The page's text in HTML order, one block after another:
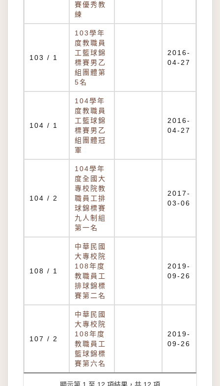
賽優秀教
練
103 / 1
103學年
度教職員
工籃球錦
標賽男乙
組團體第
5名
2016-
04-27
104 / 1
104學年
度教職員
工籃球錦
標賽男乙
組團體冠
軍
2016-
04-27
104 / 2
104學年
度全國大
專校院教
職員工排
球錦標賽
九人制組
第一名
2017-
03-06
108 / 1
中華民國
大專校院
108年度
教職員工
排球錦標
賽第二名
2019-
09-26
107 / 2
中華民國
大專校院
108年度
教職員工
籃球錦標
賽第六名
2019-
09-26
顯示第 1 至 12 項結果，共 12 項